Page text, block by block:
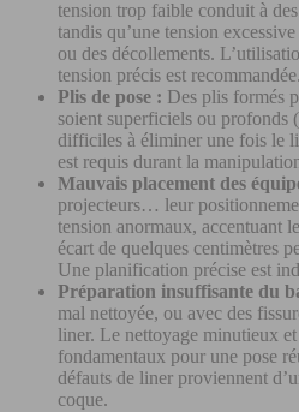
tension trop faible conduit à
tandis qu’une tension
ou des décollements.
tension précis est recommandée.
Plis de pose : Des plis formés
soient superficiels ou profonds
difficiles à éliminer une fois le
est requis durant la
Mauvais placement des
projecteurs… leur
tension anormaux, accentuant
écart de quelques centimètres
Une planification précise est
Préparation insuffisante du
mal nettoyée, ou avec des
liner. Le nettoyage minutieux
fondamentaux pour une pose
défauts de liner proviennent
coque.